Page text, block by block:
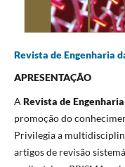
Revista de Engenharia
APRESENTAÇÃO
A Revista de
promoção do
Privilegia a
artigos de revisão